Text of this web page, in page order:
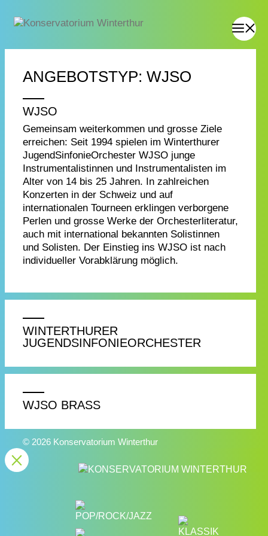
ANGEBOTSTYP: WJSO
WJSO
Gemeinsam weiterkommen und grosse Ziele
erreichen: Seit 1994 spielen im Winterthurer
JugendSinfonieOrchester WJSO junge
Instrumentalistinnen und Instrumentalisten im
Alter von 14 bis 25 Jahren. In zahlreichen
Konzerten in der Schweiz und auf
internationalen Tourneen erklingen verborgene
Perlen und grosse Werke der Orchesterliteratur,
auch mit international bekannten Solistinnen
und Solisten. Der Einstieg ins WJSO ist nach
individueller Vorabklärung möglich.
WINTERTHURER
JUGENDSINFONIEORCHESTER
WJSO BRASS
© 2026 Konservatorium Winterthur